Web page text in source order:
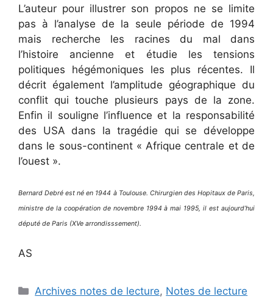
L’auteur pour illustrer son propos ne se limite
pas à l’analyse de la seule période de 1994
mais recherche les racines du mal dans
l’histoire ancienne et étudie les tensions
politiques hégémoniques les plus récentes. Il
décrit également l’amplitude géographique du
conflit qui touche plusieurs pays de la zone.
Enfin il souligne l’influence et la responsabilité
des USA dans la tragédie qui se développe
dans le sous-continent « Afrique centrale et de
l’ouest ».
Bernard Debré est né en 1944 à Toulouse. Chirurgien des Hopitaux de Paris,
ministre de la coopération de novembre 1994 à mai 1995, il est aujourd’hui
député de Paris (XVe arrondisssement).
AS
Catégories
Archives notes de lecture, Notes de lecture